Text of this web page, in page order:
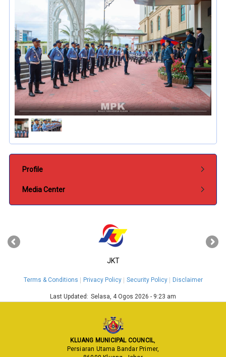
Profile
Media Center
JKT
‹ ›
Terms & Conditions Privacy Policy Security Policy Disclaimer
Last Updated: Selasa, 4 Ogos 2026 - 9:23 am
KLUANG MUNICIPAL COUNCIL,
Persiaran Utama Bandar Primer,